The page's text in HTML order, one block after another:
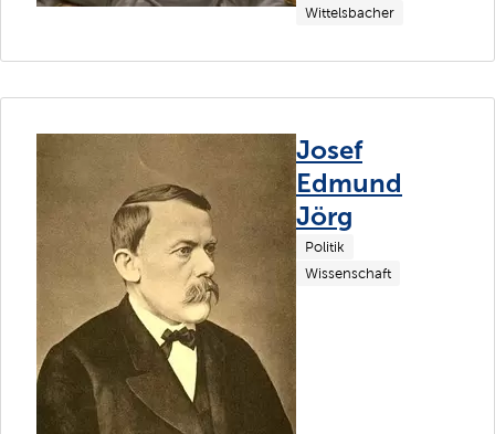
Wittelsbacher
Josef
Edmund
Jörg
Politik
Wissenschaft